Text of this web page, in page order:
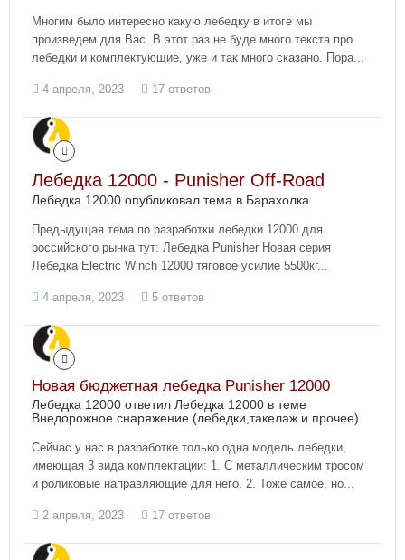
Многим было интересно какую лебедку в итоге мы
произведем для Вас. В этот раз не буде много текста про
лебедки и комплектующие, уже и так много сказано. Пора...
4 апреля, 2023 17 ответов
Лебедка 12000 - Punisher Off-Road
Лебедка 12000 опубликовал тема в Барахолка
Предыдущая тема по разработки лебедки 12000 для
российского рынка тут: Лебедка Punisher Новая серия
Лебедка Electric Winch 12000 тяговое усилие 5500кг...
4 апреля, 2023 5 ответов
Новая бюджетная лебедка Punisher 12000
Лебедка 12000 ответил Лебедка 12000 в теме
Внедорожное снаряжение (лебедки,такелаж и прочее)
Сейчас у нас в разработке только одна модель лебедки,
имеющая 3 вида комплектации: 1. С металлическим тросом
и роликовые направляющие для него. 2. Тоже самое, но...
2 апреля, 2023 17 ответов